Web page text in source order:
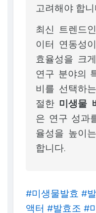
고려해야 합니
최신 트렌드
이터 연동성
효율성을 크
연구 분야의
비를 선택하
절한 미생물
은 연구 성과
율성을 높이
합니다.
#미생물발효 #
액터 #발효조 #